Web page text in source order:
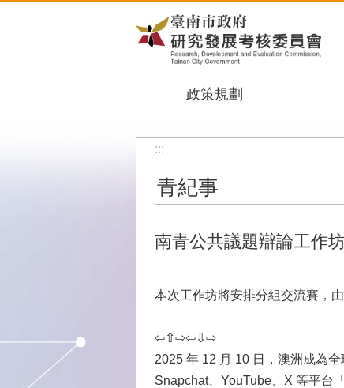
政策規劃
:::
青紀事
南青公共議題辯論工作
本次工作坊將安排分組交流賽，
⇦⇧⇨⇦⇩⇨
2025 年 12 月 10 日，澳洲成為
Snapchat、YouTube、X 等平台